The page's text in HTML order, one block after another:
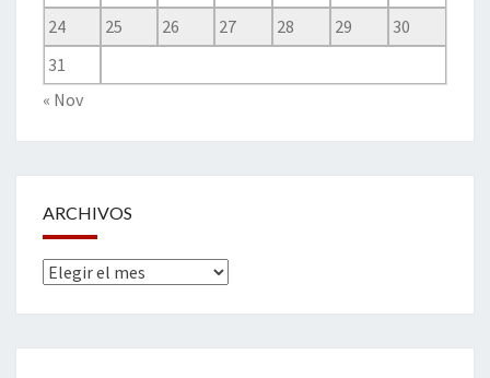
24
25 26 27 28 29
30
31
« Nov
ARCHIVOS
Archivos